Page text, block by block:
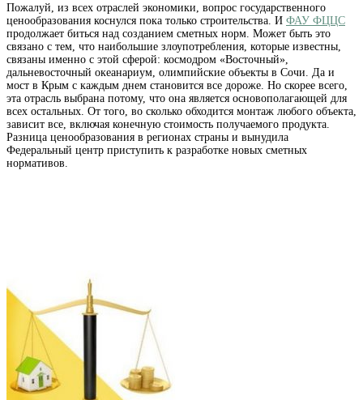
Пожалуй, из всех отраслей экономики, вопрос государственного
ценообразования коснулся пока только строительства. И ФАУ ФЦЦС
продолжает биться над созданием сметных норм. Может быть это
связано с тем, что наибольшие злоупотребления, которые известны,
связаны именно с этой сферой: космодром «Восточный»,
дальневосточный океанариум, олимпийские объекты в Сочи. Да и
мост в Крым с каждым днем становится все дороже. Но скорее всего,
эта отрасль выбрана потому, что она является основополагающей для
всех остальных. От того, во сколько обходится монтаж любого объекта,
зависит все, включая конечную стоимость получаемого продукта.
Разница ценообразования в регионах страны и вынудила
Федеральный центр приступить к разработке новых сметных
нормативов.